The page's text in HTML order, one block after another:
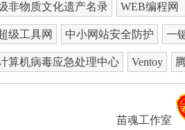
非物质文化遗产名录 WEB编程网
级工具网 中小网站安全防护 一
算机病毒应急处理中心 Ventoy
苗魂工作室